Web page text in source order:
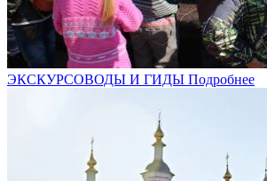
ЭКСКУРСОВОДЫ И ГИДЫ Подробнее